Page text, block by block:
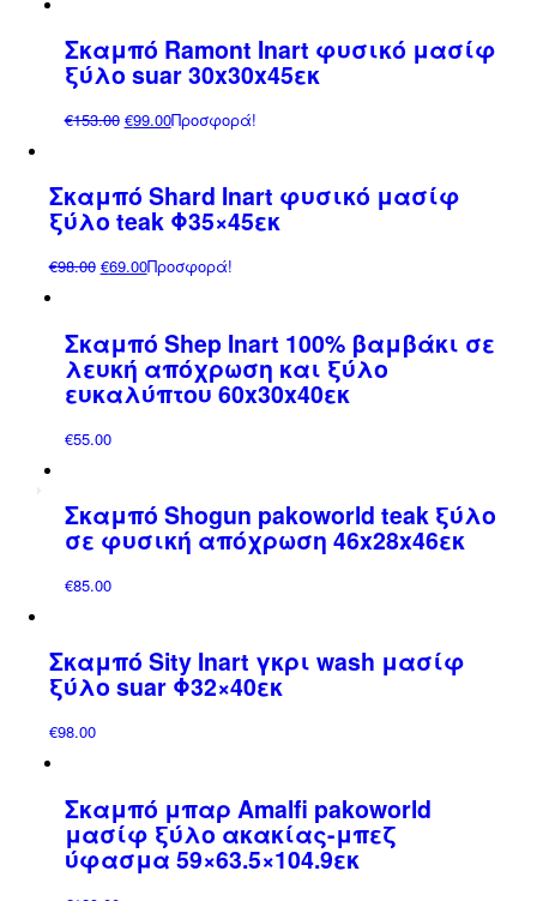
Σκαμπό Ramont Inart φυσικό μασίφ
ξύλο suar 30x30x45εκ
€153.00 Original
€153.00.
€99.00Η
είναι:
€99.00.
Προσφορά!
Σκαμπό Shard Inart φυσικό μασίφ
ξύλο teak Φ35×45εκ
€98.00 Original
€98.00.
€69.00Η
είναι:
€69.00.
Προσφορά!
Σκαμπό Shep Inart 100% βαμβάκι σε
λευκή απόχρωση και ξύλο
ευκαλύπτου 60x30x40εκ
€55.00
Σκαμπό Shogun pakoworld teak ξύλο
σε φυσική απόχρωση 46x28x46εκ
€85.00
Σκαμπό Sity Inart γκρι wash μασίφ
ξύλο suar Φ32×40εκ
€98.00
Σκαμπό μπαρ Amalfi pakoworld
μασίφ ξύλο ακακίας-μπεζ
ύφασμα 59×63.5×104.9εκ